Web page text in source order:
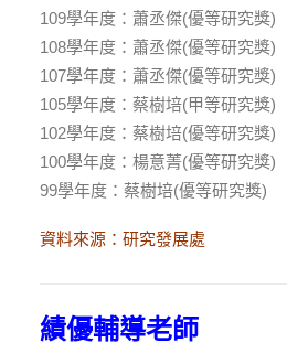
109學年度：蕭丞傑(優等研究獎)
108學年度：蕭丞傑(優等研究獎)
107學年度：蕭丞傑(優等研究獎)
105學年度：蔡樹培(甲等研究獎)
102學年度：蔡樹培(優等研究獎)
100學年度：楊意菁(優等研究獎)
99學年度：蔡樹培(優等研究獎)
資料來源： 研究發展處
績優輔導老師